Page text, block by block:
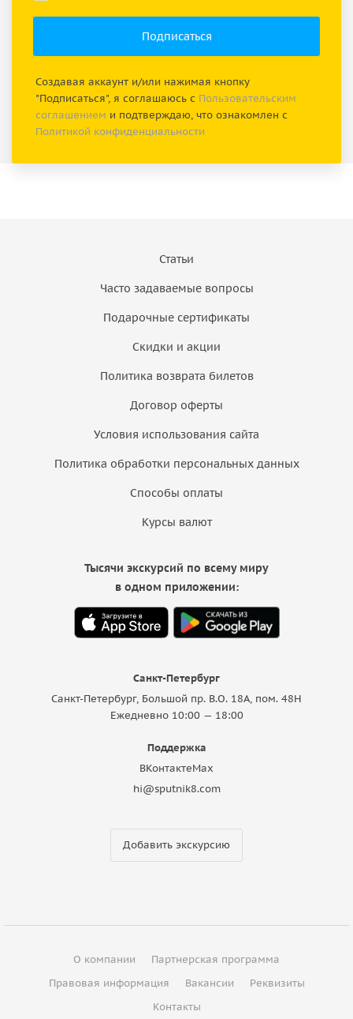
Создавая аккаунт и/или нажимая кнопку
"Подписаться", я соглашаюсь с Пользовательским
соглашением и подтверждаю, что ознакомлен с
Политикой конфиденциальности
Статьи
Часто задаваемые вопросы
Подарочные сертификаты
Скидки и акции
Политика возврата билетов
Договор оферты
Условия использования сайта
Политика обработки персональных данных
Способы оплаты
Курсы валют
Санкт-Петербург
Санкт-Петербург, Большой пр. В.О. 18A, пом. 48Н
Ежедневно 10:00 — 18:00
Поддержка
ВКонтактеMax
hi@sputnik8.com
Добавить экскурсию
Тысячи экскурсий по всему миру
в одном приложении:
О компании
Партнерская программа
Правовая информация
Вакансии
Реквизиты
Контакты